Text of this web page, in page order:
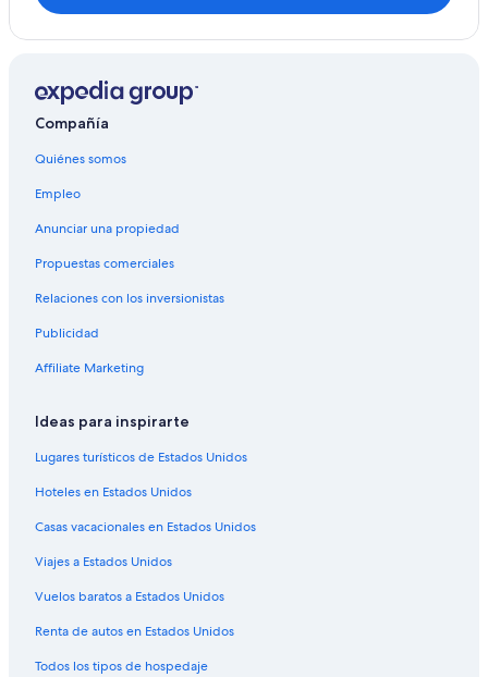
Hoteles con desayuno incluido en Panorama
Hoteles de senderismo en Panorama
Hoteles en Panorama
Casas de campo en Kaslo
Hoteles en Cranbrook
Compañía
Quiénes somos
Empleo
Anunciar una propiedad
Propuestas comerciales
Relaciones con los inversionistas
Publicidad
Affiliate Marketing
Ideas para inspirarte
Lugares turísticos de Estados Unidos
Hoteles en Estados Unidos
Casas vacacionales en Estados Unidos
Viajes a Estados Unidos
Vuelos baratos a Estados Unidos
Renta de autos en Estados Unidos
Todos los tipos de hospedaje